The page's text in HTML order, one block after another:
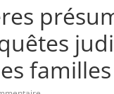
familles